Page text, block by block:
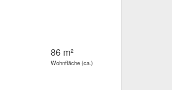
86 m²
Wohnfläche (ca.)